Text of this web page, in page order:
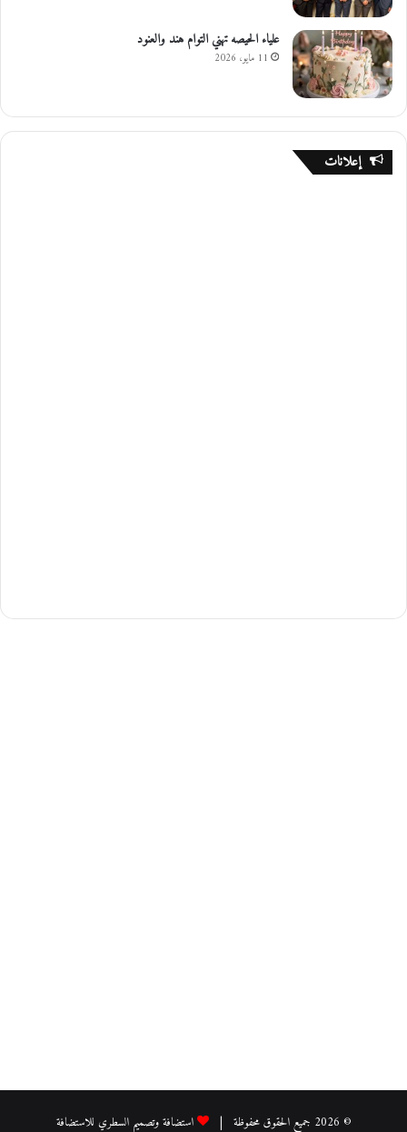
علياء الحيصه تهني التوام هند والعنود
11 مايو، 2026
إعلانات
© 2026 جميع الحقوق محفوظة | استضافة وتصميم السطري للاستضافة